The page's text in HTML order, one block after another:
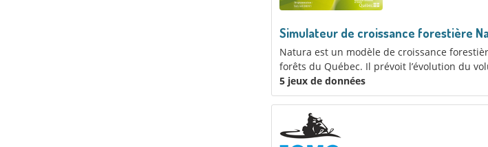
Simulateur de croissance forestière
Natura est un modèle de croissance
forêts du Québec. Il prévoit l’évolution du
5 jeux de données